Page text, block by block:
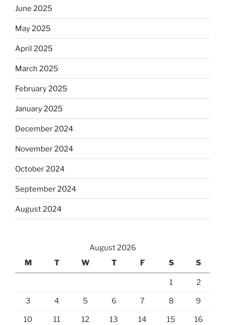
June 2025
May 2025
April 2025
March 2025
February 2025
January 2025
December 2024
November 2024
October 2024
September 2024
August 2024
August 2026
M
T W T F S S
1 2
3 4 5 6 7 8 9
10 11 12 13 14 15 16